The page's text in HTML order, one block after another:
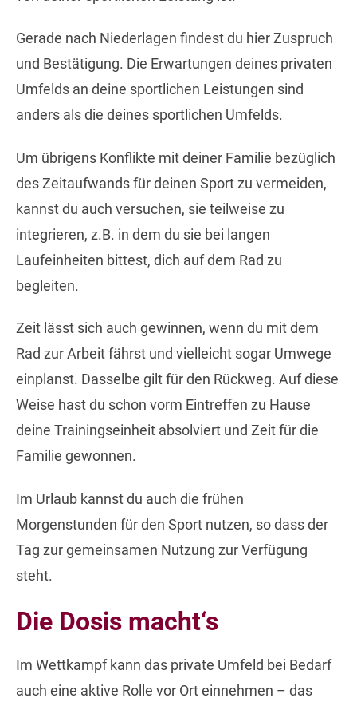
Gerade nach Niederlagen findest du hier Zuspruch
und Bestätigung. Die Erwartungen deines privaten
Umfelds an deine sportlichen Leistungen sind
anders als die deines sportlichen Umfelds.
Um übrigens Konflikte mit deiner Familie bezüglich
des Zeitaufwands für deinen Sport zu vermeiden,
kannst du auch versuchen, sie teilweise zu
integrieren, z.B. in dem du sie bei langen
Laufeinheiten bittest, dich auf dem Rad zu
begleiten.
Zeit lässt sich auch gewinnen, wenn du mit dem
Rad zur Arbeit fährst und vielleicht sogar Umwege
einplanst. Dasselbe gilt für den Rückweg. Auf diese
Weise hast du schon vorm Eintreffen zu Hause
deine Trainingseinheit absolviert und Zeit für die
Familie gewonnen.
Im Urlaub kannst du auch die frühen
Morgenstunden für den Sport nutzen, so dass der
Tag zur gemeinsamen Nutzung zur Verfügung
steht.
Die Dosis macht‘s
Im Wettkampf kann das private Umfeld bei Bedarf
auch eine aktive Rolle vor Ort einnehmen – das